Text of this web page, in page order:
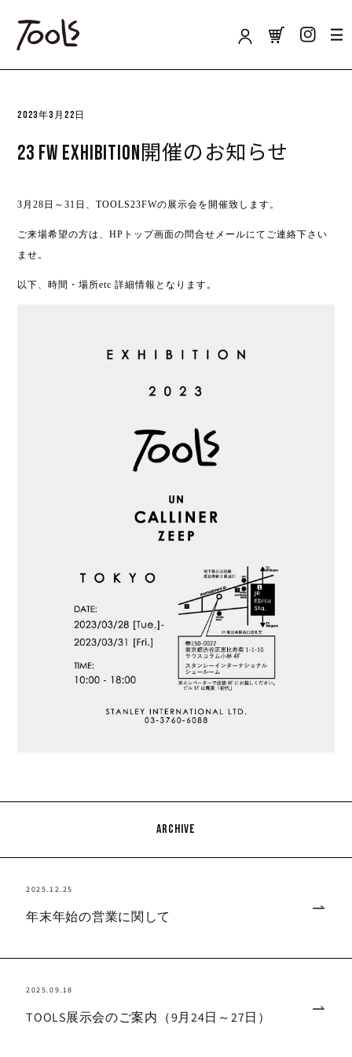
コンテンツに
進む
グ
ー
2023年3月22日
23 FW EXHIBITION開催のお知らせ
3月28日～31日、TOOLS23FWの展示会を開催致します。
ご来場希望の方は、HPトップ画面の問合せメールにてご連絡下さい
ませ。
以下、時間・場所etc 詳細情報となります。
archive
2025.12.25
年末年始の営業に関して
2025.09.18
TOOLS展示会のご案内（9月24日～27日）